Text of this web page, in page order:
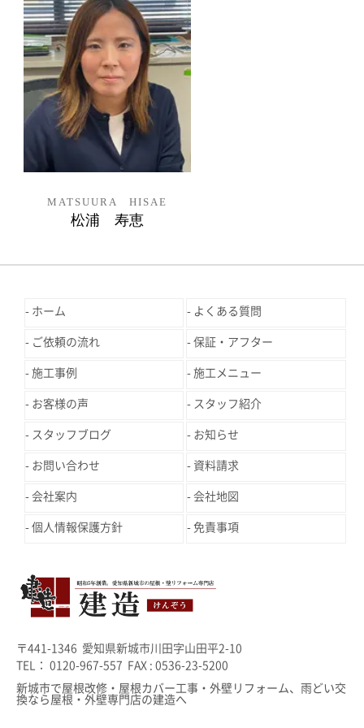
MATSUURA HISAE
松浦 寿恵
ホーム よくある質問
ご依頼の流れ 保証・アフター
施工事例 施工メニュー
お客様の声 スタッフ紹介
スタッフブログ お知らせ
お問い合わせ 資料請求
会社案内 会社地図
個人情報保護方針 免責事項
〒441-1346 愛知県新城市川田字山田平2-10
TEL： 0120-967-557 FAX : 0536-23-5200
新城市で屋根改修・屋根カバー工事・外壁リフォーム、雨どい交
換なら屋根・外壁専門店の建造へ